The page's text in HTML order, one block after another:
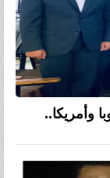
وأمريكا..